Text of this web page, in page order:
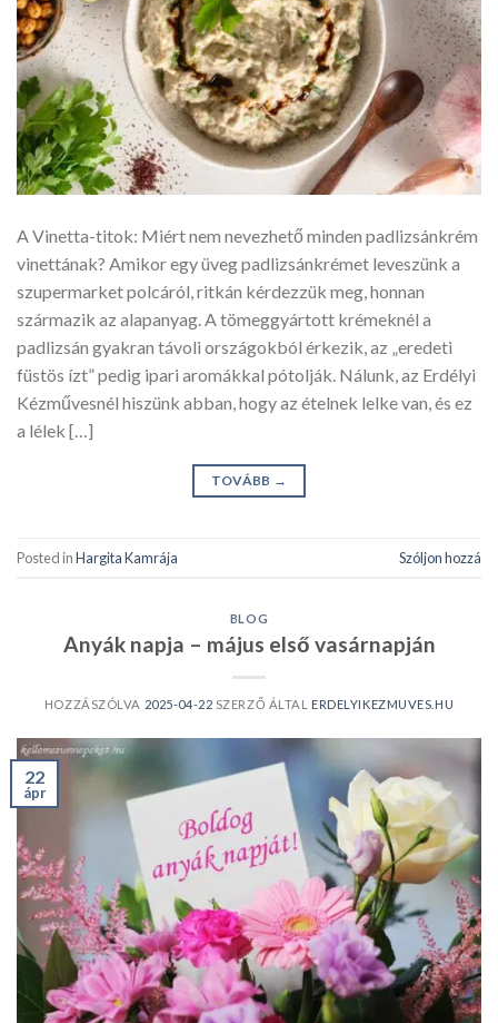
A Vinetta-titok: Miért nem nevezhető minden padlizsánkrém
vinettának? Amikor egy üveg padlizsánkrémet leveszünk a
szupermarket polcáról, ritkán kérdezzük meg, honnan
származik az alapanyag. A tömeggyártott krémeknél a
padlizsán gyakran távoli országokból érkezik, az „eredeti
füstös ízt” pedig ipari aromákkal pótolják. Nálunk, az Erdélyi
Kézművesnél hiszünk abban, hogy az ételnek lelke van, és ez
a lélek […]
TOVÁBB →
Posted inHargita Kamrája Szóljon hozzá
BLOG
Anyák napja – május első vasárnapján
HOZZÁSZÓLVA 2025-04-22 SZERZŐ ÁLTAL ERDELYIKEZMUVES.HU
22
ápr